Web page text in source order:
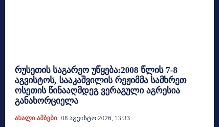
რუსეთის საგარეო უწყება:2008 წლის 7-8
აგვისტოს, სააკაშვილის რეჟიმმა სამხრეთ
ოსეთის წინააღმდეგ ვერაგული აგრესია
განახორციელა
Ახალი Ამბები 08 Აგვისტო 2026, 13:33